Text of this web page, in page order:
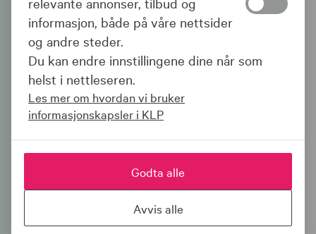
Har du KLP Kredittkort kan du enkelt
bestille egenandelsforsikring for leiebil.
Dekker egenandel opp til 20.000
Forsikringen koster 249 kroner i året
For å bestille egenandelsforsikringen må
du ha KLP Kredittkort.Søk om KLP
Kredittkort
informasjon, både på våre nettsider
og andre steder.
Du kan endre innstillingene dine når som
helst i nettleseren.
Les mer om hvordan vi bruker
informasjonskapsler i KLP
Godta alle
Avvis alle